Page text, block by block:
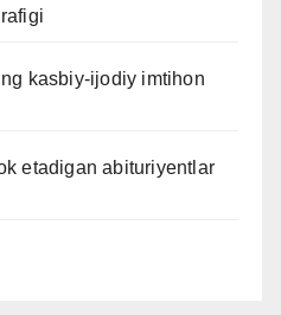
kasbiy-ijodiy imtihon
etadigan abituriyentlar